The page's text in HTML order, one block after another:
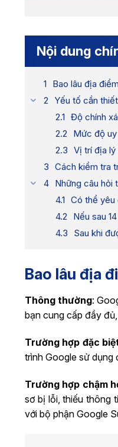
Nội dung
Bao lâu địa
Yếu tố cần
Độ chính
Mức độ
Vị trí địa
Cách kiểm tra
Những câu hỏi
Có thể yêu
Nếu sau
Sau khi
Bao lâu địa
Thông thường:
bạn cung cấp đầy
Trường hợp đặc
trình Google sử dụng
Trường hợp chậm
sơ bị lỗi, thiếu thông
với bộ phận Google